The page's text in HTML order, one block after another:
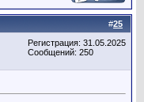
#25
Регистрация: 31.05.2025
Сообщений: 250